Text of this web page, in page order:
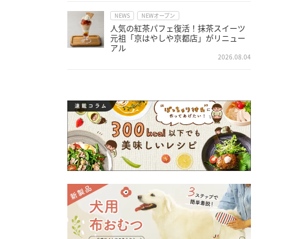
NEWS NEWオープン
人気の紅茶パフェ復活！抹茶スイーツ
元祖「京はやしや京都店」がリニュー
アル
2026.08.04